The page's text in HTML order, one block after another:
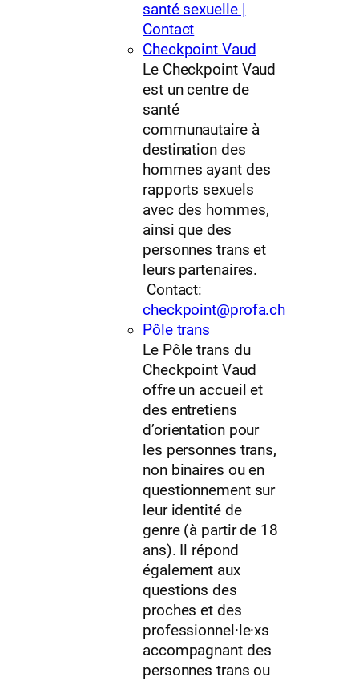
santé sexuelle |
Contact
Checkpoint Vaud
Le Checkpoint Vaud
est un centre de
santé
communautaire à
destination des
hommes ayant des
rapports sexuels
avec des hommes,
ainsi que des
personnes trans et
leurs partenaires.
Contact:
checkpoint@profa.ch
Pôle trans
Le Pôle trans du
Checkpoint Vaud
offre un accueil et
des entretiens
d’orientation pour
les personnes trans,
non binaires ou en
questionnement sur
leur identité de
genre (à partir de 18
ans). Il répond
également aux
questions des
proches et des
professionnel·le·xs
accompagnant des
personnes trans ou